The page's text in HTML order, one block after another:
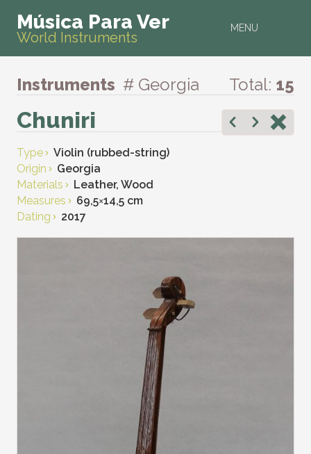
MENU
Música Para Ver
World Instruments
Instruments # Georgia Total: 15
Chuniri
Type
Violin (rubbed-string)
Origin
Georgia
Materials
Leather, Wood
Measures
69,5×14,5 cm
Dating
2017